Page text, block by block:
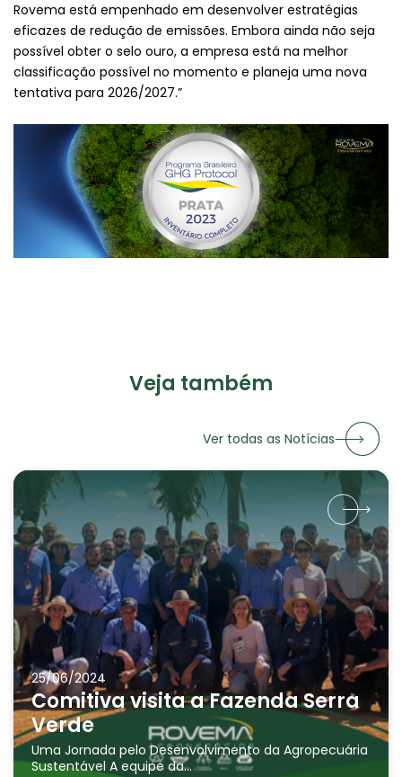
Rovema está empenhado em desenvolver estratégias
eficazes de redução de emissões. Embora ainda não seja
possível obter o selo ouro, a empresa está na melhor
classificação possível no momento e planeja uma nova
tentativa para 2026/2027.”
Veja também
Ver todas as Notícias
25/06/2024
Comitiva visita a Fazenda Serra
Verde
Uma Jornada pelo Desenvolvimento da Agropecuária
Sustentável A equipe da...